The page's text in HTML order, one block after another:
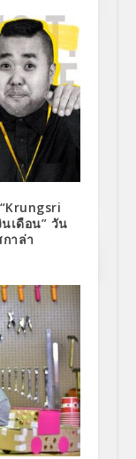
เดือน” วัน
าล่า